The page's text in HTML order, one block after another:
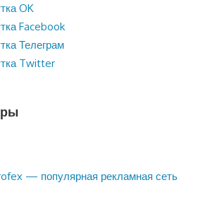
OK
Facebook
Телеграм
Twitter
— популярная рекламная сеть